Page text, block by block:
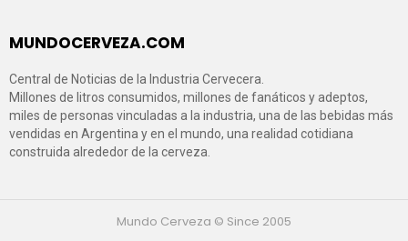
MUNDOCERVEZA.COM
Central de Noticias de la Industria Cervecera.
Millones de litros consumidos, millones de fanáticos y adeptos,
miles de personas vinculadas a la industria, una de las bebidas más
vendidas en Argentina y en el mundo, una realidad cotidiana
construida alrededor de la cerveza.
Mundo Cerveza © Since 2005